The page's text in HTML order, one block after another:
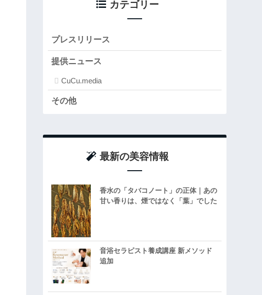
カテゴリー
プレスリリース
提供ニュース
CuCu.media
その他
最新の美容情報
香水の「タバコノート」の正体｜あの
甘い香りは、煙ではなく「葉」でした
音浴セラピスト養成講座 新メソッド
追加